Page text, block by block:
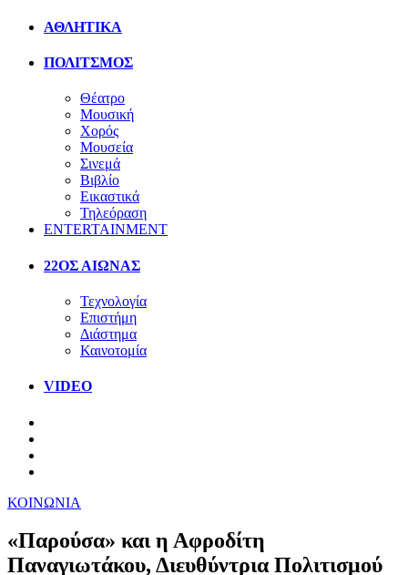
ΑΘΛΗΤΙΚΑ
ΠΟΛΙΤΣΜΟΣ
Θέατρο
Μουσική
Χορός
Μουσεία
Σινεμά
Βιβλίο
Εικαστικά
Τηλεόραση
ENTERTAINMENT
22ΟΣ ΑΙΩΝΑΣ
Τεχνολογία
Επιστήμη
Διάστημα
Καινοτομία
VIDEO
ΚΟΙΝΩΝΙΑ
«Παρούσα» και η Αφροδίτη
Παναγιωτάκου, Διευθύντρια Πολιτισμού